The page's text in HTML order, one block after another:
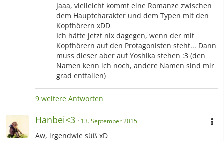
Jaaa, vielleicht kommt eine Romanze zwischen
dem Hauptcharakter und dem Typen mit den
Kopfhörern xDD
Ich hätte jetzt nix dagegen, wenn der mit
Kopfhörern auf den Protagonisten steht... Dann
muss dieser aber auf Yoshika stehen :3 (den
Namen kenn ich noch, andere Namen sind mir
grad entfallen)
9 weitere Antworten
Hanbei<3 13. September 2015
Aw, irgendwie süß xD